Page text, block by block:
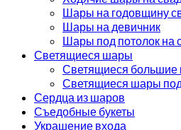
Шары на годовщину
Шары на девичник
Шары под потолок на
Светящиеся шары
Светящиеся
Светящиеся шары
Сердца из шаров
Съедобные букеты
Украшение входа